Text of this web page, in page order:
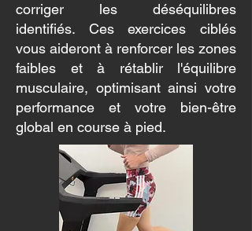
corriger les déséquilibres
identifiés. Ces exercices ciblés
vous aideront à renforcer les zones
faibles et à rétablir l'équilibre
musculaire, optimisant ainsi votre
performance et votre bien-être
global en course à pied.